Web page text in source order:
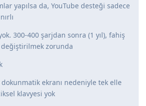
yapılsa da, YouTube desteği sadece
300-400 şarjdan sonra (1 yıl), fahiş
zorunda
dokunmatik ekranı nedeniyle tek elle
klavyesi yok